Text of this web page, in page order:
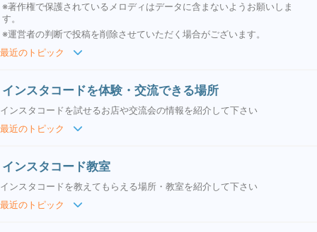
※著作権で保護されているメロディはデータに含まないようお願いしま
す。
※運営者の判断で投稿を削除させていただく場合がございます。
最近のトピック
インスタコードを体験・交流できる場所
インスタコードを試せるお店や交流会の情報を紹介して下さい
最近のトピック
インスタコード教室
インスタコードを教えてもらえる場所・教室を紹介して下さい
最近のトピック